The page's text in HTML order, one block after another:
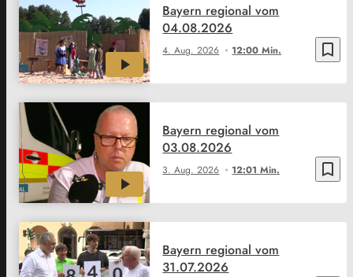
bookmark_border
4. Aug. 2026 12:00 Min.
Bayern regional vom
04.08.2026
bookmark_border
3. Aug. 2026 12:01 Min.
Bayern regional vom
03.08.2026
Bayern regional vom
31.07.2026